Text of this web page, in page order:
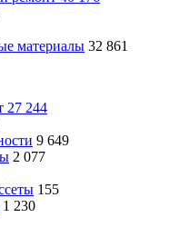
материалы 32 861
27 244
9 649
2 077
155
1 230